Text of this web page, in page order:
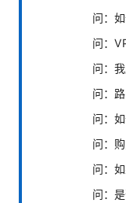
问：
问：
问：
问：
问：
问：
问：
问：